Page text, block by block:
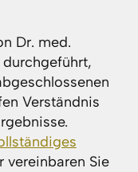
Dr. med.
Verständnis
vereinbaren Sie